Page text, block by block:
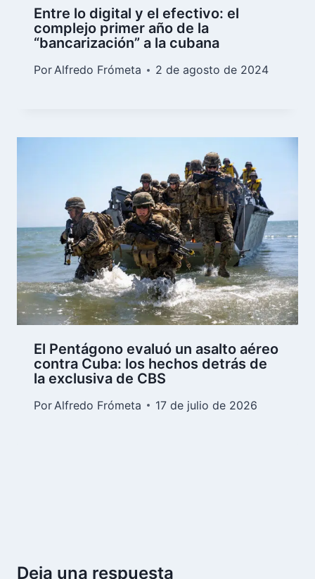
Entre lo digital y el efectivo: el
complejo primer año de la
“bancarización” a la cubana
PorAlfredo Frómeta 2 de agosto de 2024
El Pentágono evaluó un asalto aéreo
contra Cuba: los hechos detrás de
la exclusiva de CBS
Por Alfredo Frómeta 17 de julio de 2026
Deja una respuesta